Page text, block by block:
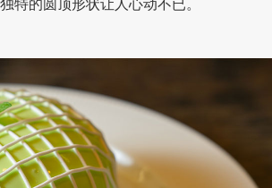
特的圆顶形状让人心动不已。